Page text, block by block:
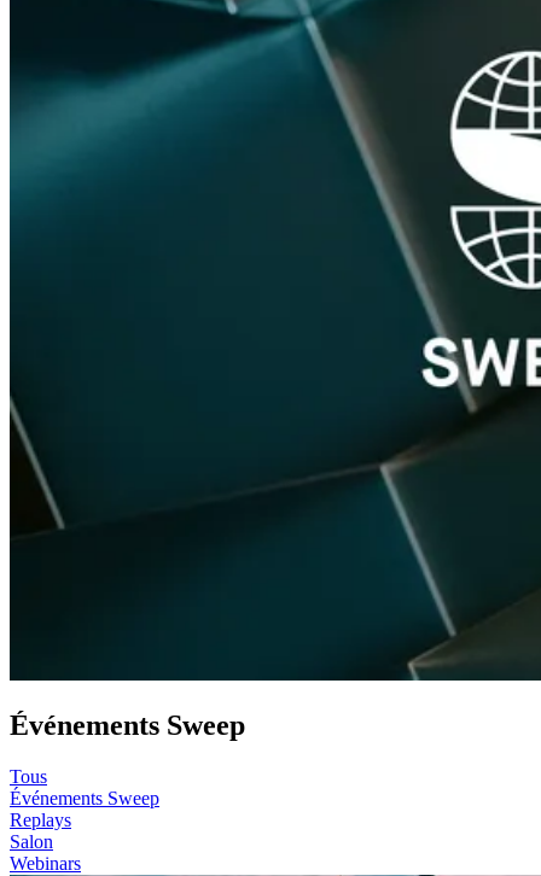
Événements Sweep
Tous
Événements Sweep
Replays
Salon
Webinars